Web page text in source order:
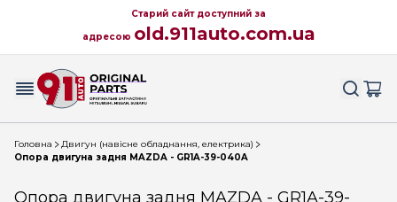
Старий сайт доступний за
адресою old.911auto.com.ua
Головна
Двигун (навісне обладнання, електрика)
Опора двигуна задня MAZDA - GR1A-39-040A
Опора двигуна задня MAZDA - GR1A-39-